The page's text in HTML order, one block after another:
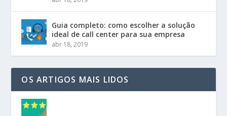
Guia completo: como escolher a solução
ideal de call center para sua empresa
abr 18, 2019
OS ARTIGOS MAIS LIDOS